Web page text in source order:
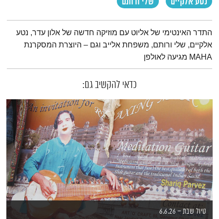
תמצית הפודקאסט
התדר האינטימי של אליוט עם מוזיקה חדשה של אלון עדר, נטע
אלקיים, שלי ורותם, משפחת אלייב וגם – היוצרת המסקרנת
MAHA מגיעה לאולפן
כדאי להקשיב גם:
טיול שבת – 6.6.26